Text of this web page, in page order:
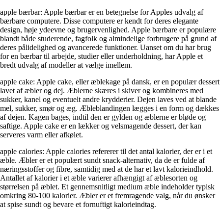
apple bærbar: Apple bærbar er en betegnelse for Apples udvalg af
bærbare computere. Disse computere er kendt for deres elegante
design, høje ydeevne og brugervenlighed. Apple bærbare er populære
blandt både studerende, fagfolk og almindelige forbrugere på grund af
deres pålidelighed og avancerede funktioner. Uanset om du har brug
for en bærbar til arbejde, studier eller underholdning, har Apple et
bredt udvalg af modeller at vælge imellem.
apple cake: Apple cake, eller æblekage på dansk, er en populær dessert
lavet af æbler og dej. Æblerne skæres i skiver og kombineres med
sukker, kanel og eventuelt andre krydderier. Dejen laves ved at blande
mel, sukker, smør og æg. Æbleblandingen lægges i en form og dækkes
af dejen. Kagen bages, indtil den er gylden og æblerne er bløde og
saftige. Apple cake er en lækker og velsmagende dessert, der kan
serveres varm eller afkølet.
apple calories: Apple calories refererer til det antal kalorier, der er i et
æble. Æbler er et populært sundt snack-alternativ, da de er fulde af
næringsstoffer og fibre, samtidig med at de har et lavt kalorieindhold.
Antallet af kalorier i et æble varierer afhængigt af æblesorten og
størrelsen på æblet. Et gennemsnitligt medium æble indeholder typisk
omkring 80-100 kalorier. Æbler er et fremragende valg, når du ønsker
at spise sundt og bevare et fornuftigt kalorieindtag.